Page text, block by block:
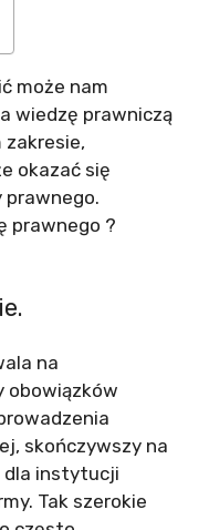
może nam
wiedzę prawniczą
okazać się
prawnego.
prawnego ?
na
obowiązków
skończywszy na
dla instytucji
Tak szerokie